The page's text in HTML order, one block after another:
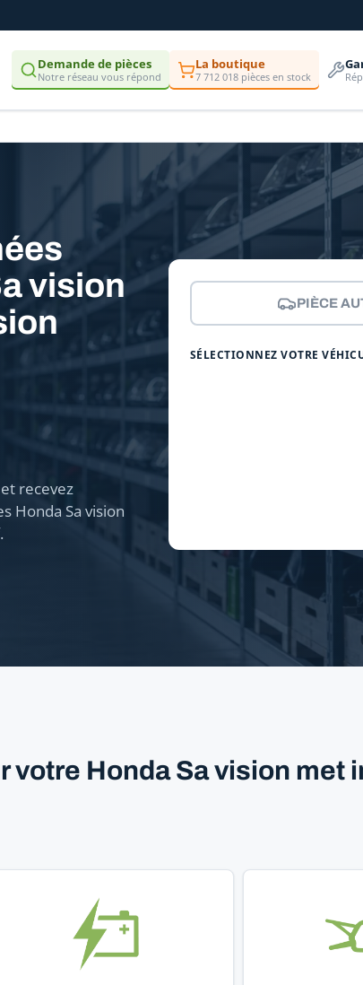
Demande de pièces
Notre réseau vous répond
La boutique
7 712 018 pièces en stock
vision
recevez
Honda Sa vision
PIÈCE
SÉLECTIONNEZ VOTRE
Honda Sa vision met